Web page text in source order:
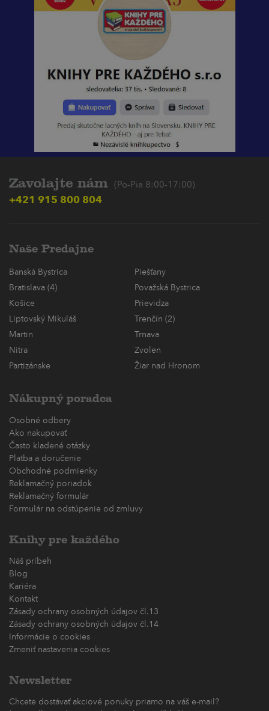
Zavolajte nám (Po-Pia 8:00-17:00)
+421 915 800 804
Naše Predajne
Banská Bystrica
Piešťany
Bratislava (4)
Považská Bystrica
Košice
Prievidza
Liptovský Mikuláš
Trenčín (2)
Martin
Trnava
Nitra
Zvolen
Partizánske
Žiar nad Hronom
Nákupný poradca
Osobné odbery
Ako nakupovať
Často kladené otázky
Platba a doručenie
Obchodné podmienky
Reklamačný poriadok
Reklamačný formulár
Formulár na odstúpenie od zmluvy
Knihy pre každého
Náš príbeh
Blog
Kariéra
Kontakt
Zásady ochrany osobných údajov čl.13
Zásady ochrany osobných údajov čl.14
Informácie o cookies
Zmeniť nastavenia cookies
Newsletter
Chcete dostávať akciové ponuky priamo na váš e-mail?